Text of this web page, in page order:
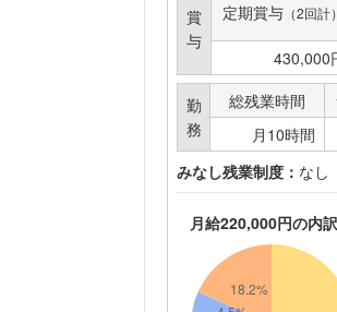
賞
与
定期賞与 （2回計）
430,000
勤
務
総残業時間
月10時間
みなし残業制度： なし
月給220,000円の内訳